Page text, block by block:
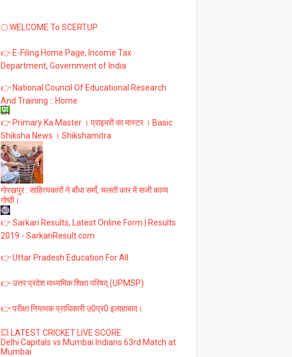
🌕 WELCOME To SCERTUP
👉 E-Filing Home Page, Income Tax
Department, Government of India
👉 National Council Of Educational Research
And Training :: Home
👉 Primary Ka Master । प्राइमरी का मास्टर । Basic
Shiksha News । Shikshamitra
गोरखपुर : साहित्यकारों ने बाँधा समाँ, चलती कार में सजी काव्य
गोष्ठी।
👉 Sarkari Results, Latest Online Form | Results
2019 - SarkariResult.com
👉 Uttar Pradesh Education For All
👉 उत्तर प्रदेश माध्यमिक शिक्षा परिषद् (UPMSP)
👉 परीक्षा नियामक प्राधिकारी उ0प्र0 इलाहाबाद।
💥 LATEST CRICKET LIVE SCORE
Delhi Capitals vs Mumbai Indians 63rd Match at
Mumbai